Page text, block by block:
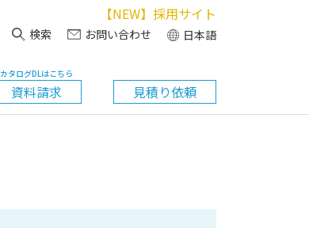
【NEW】採用サイト
検索 お問い合わせ 日本語
資料請求
カタログDLはこちら
見積り依頼